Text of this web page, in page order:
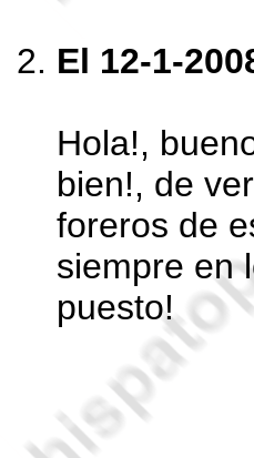
El 12-1-
Hola!,
bien!, de
foreros de
siempre en
puesto!